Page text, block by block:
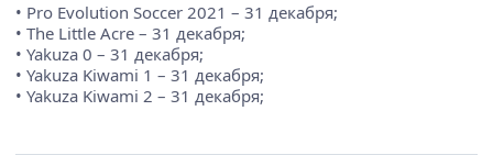
• Pro Evolution Soccer 2021 – 31 декабря;
• The Little Acre – 31 декабря;
• Yakuza 0 – 31 декабря;
• Yakuza Kiwami 1 – 31 декабря;
• Yakuza Kiwami 2 – 31 декабря;